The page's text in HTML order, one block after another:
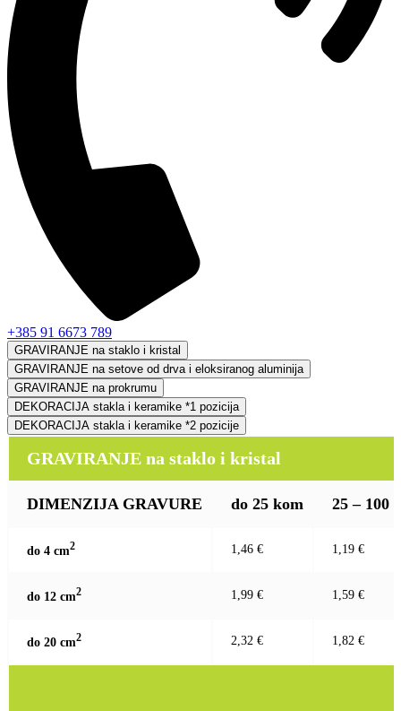
+385 91 6673 789
GRAVIRANJE na staklo i kristal
GRAVIRANJE na setove od drva i eloksiranog aluminija
GRAVIRANJE na prokrumu
DEKORACIJA stakla i keramike *1 pozicija
DEKORACIJA stakla i keramike *2 pozicije
GRAVIRANJE na staklo i kristal
DIMENZIJA GRAVURE do 25 kom 25 – 100
do 4 cm2 1,46 € 1,19 €
do 12 cm2 1,99 € 1,59 €
do 20 cm2 2,32 € 1,82 €